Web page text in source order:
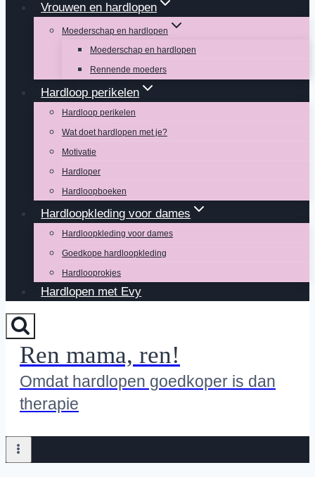
Vrouwen en hardlopen
Moederschap en hardlopen
Moederschap en hardlopen
Rennende moeders
Hardloop perikelen
Hardloop perikelen
Wat doet hardlopen met je?
Motivatie
Hardloper
Hardloopboeken
Hardloopkleding voor dames
Hardloopkleding voor dames
Goedkope hardloopkleding
Hardlooprokjes
Hardlopen met Evy
Ren mama, ren!
Omdat hardlopen goedkoper is dan
therapie